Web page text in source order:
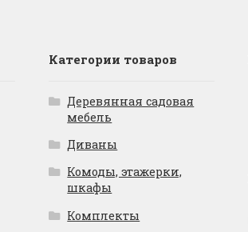
Категории товаров
Деревянная садовая
мебель
Диваны
Комоды, этажерки,
шкафы
Комплекты